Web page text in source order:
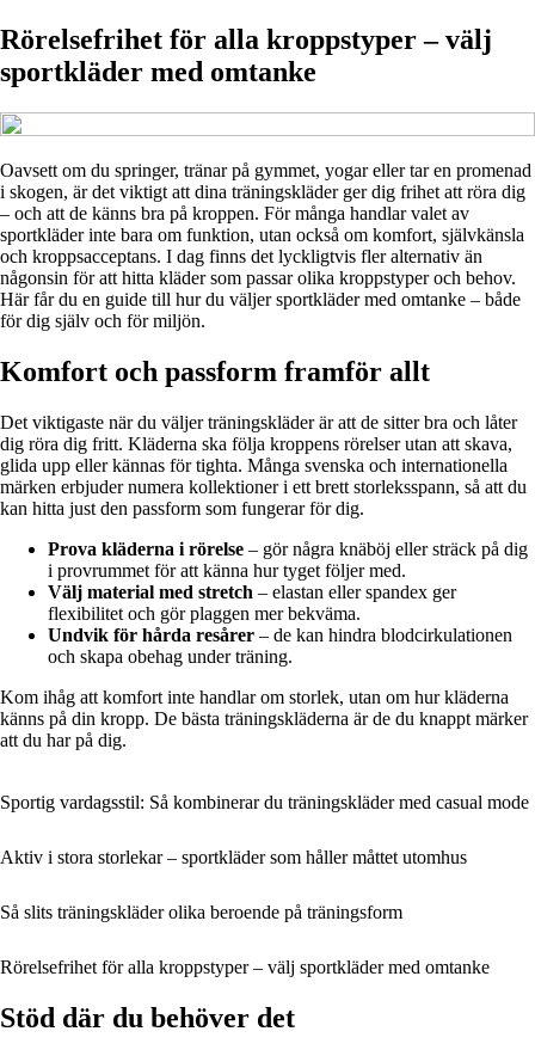
Rörelsefrihet för alla kroppstyper – välj
sportkläder med omtanke
Oavsett om du springer, tränar på gymmet, yogar eller tar en promenad
i skogen, är det viktigt att dina träningskläder ger dig frihet att röra dig
– och att de känns bra på kroppen. För många handlar valet av
sportkläder inte bara om funktion, utan också om komfort, självkänsla
och kroppsacceptans. I dag finns det lyckligtvis fler alternativ än
någonsin för att hitta kläder som passar olika kroppstyper och behov.
Här får du en guide till hur du väljer sportkläder med omtanke – både
för dig själv och för miljön.
Komfort och passform framför allt
Det viktigaste när du väljer träningskläder är att de sitter bra och låter
dig röra dig fritt. Kläderna ska följa kroppens rörelser utan att skava,
glida upp eller kännas för tighta. Många svenska och internationella
märken erbjuder numera kollektioner i ett brett storleksspann, så att du
kan hitta just den passform som fungerar för dig.
Prova kläderna i rörelse – gör några knäböj eller sträck på dig
i provrummet för att känna hur tyget följer med.
Välj material med stretch – elastan eller spandex ger
flexibilitet och gör plaggen mer bekväma.
Undvik för hårda resårer – de kan hindra blodcirkulationen
och skapa obehag under träning.
Kom ihåg att komfort inte handlar om storlek, utan om hur kläderna
känns på din kropp. De bästa träningskläderna är de du knappt märker
att du har på dig.
Sportig vardagsstil: Så kombinerar du träningskläder med casual mode
Aktiv i stora storlekar – sportkläder som håller måttet utomhus
Så slits träningskläder olika beroende på träningsform
Rörelsefrihet för alla kroppstyper – välj sportkläder med omtanke
Stöd där du behöver det